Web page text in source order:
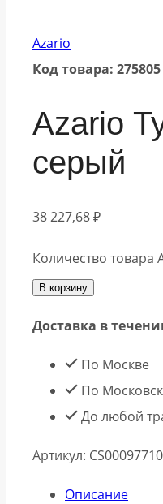
Azario
Код товара: 275805
Azario
серый
38 227,68₽
Количество товара
В корзину
Доставка в
По Москве
По
До любой
Артикул: CS00097710
Описание